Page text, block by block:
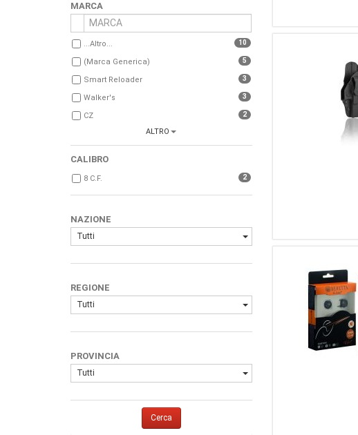
MARCA
...Altro... 10
(Marca Generica) 5
Smart Reloader 3
Walker's 3
CZ 2
Smith & Wesson
Weihrauch 1
Vomz
Cytac
MagnetoSpeed
Double Alpha Academy 1
Caldwell 1
Toni System 1
ALTRO
CALIBRO
8 C.F. 2
NAZIONE
Tutti
REGIONE
Tutti
PROVINCIA
Tutti
Cerca